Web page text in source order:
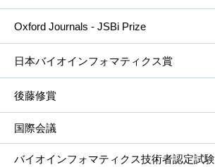
Oxford Journals - JSBi Prize
⽇本バイオインフォマティクス賞
後藤修賞
国際会議
バイオインフォマティクス技術者認定試験